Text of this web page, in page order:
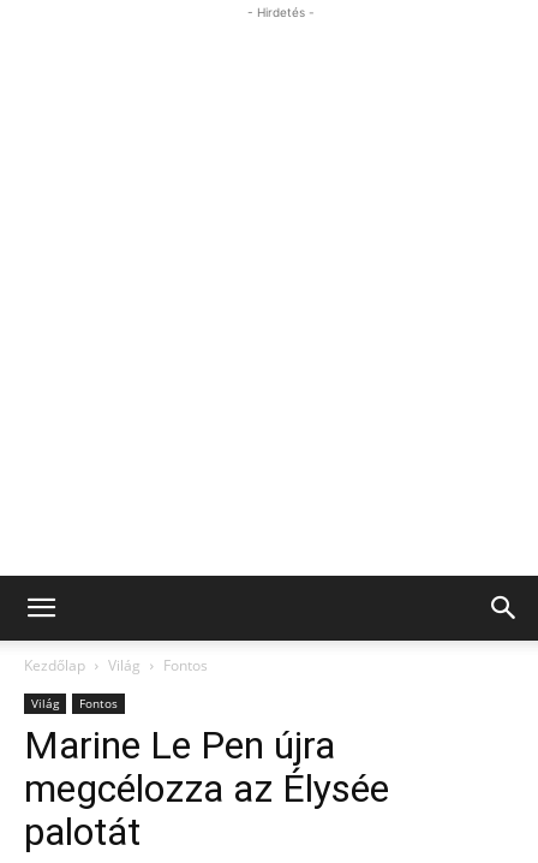
- Hirdetés -
Kezdőlap Világ Fontos
Világ Fontos
Marine Le Pen újra
megcélozza az Élysée
palotát